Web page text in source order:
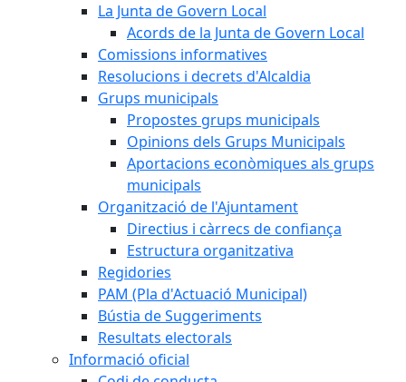
La Junta de Govern Local
Acords de la Junta de Govern Local
Comissions informatives
Resolucions i decrets d'Alcaldia
Grups municipals
Propostes grups municipals
Opinions dels Grups Municipals
Aportacions econòmiques als grups
municipals
Organització de l'Ajuntament
Directius i càrrecs de confiança
Estructura organitzativa
Regidories
PAM (Pla d'Actuació Municipal)
Bústia de Suggeriments
Resultats electorals
Informació oficial